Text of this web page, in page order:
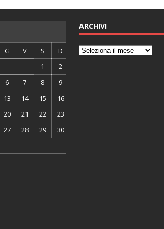
G V S
D
1
2
6 7 8
9
13 14 15
16
20 21 22
23
27 28 29
30
ARCHIVI